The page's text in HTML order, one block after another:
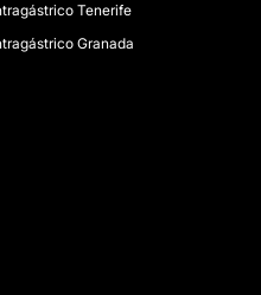
Tenerife
Granada